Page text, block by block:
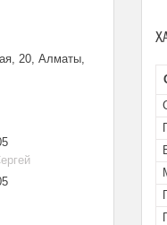
20, Алматы,